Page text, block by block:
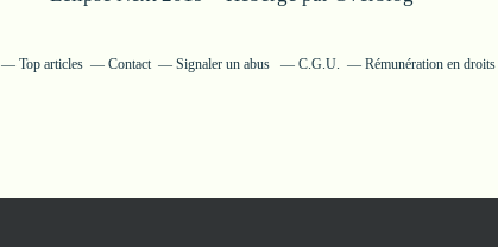
Top articles Contact Signaler un abus C.G.U. Rémunération en droits